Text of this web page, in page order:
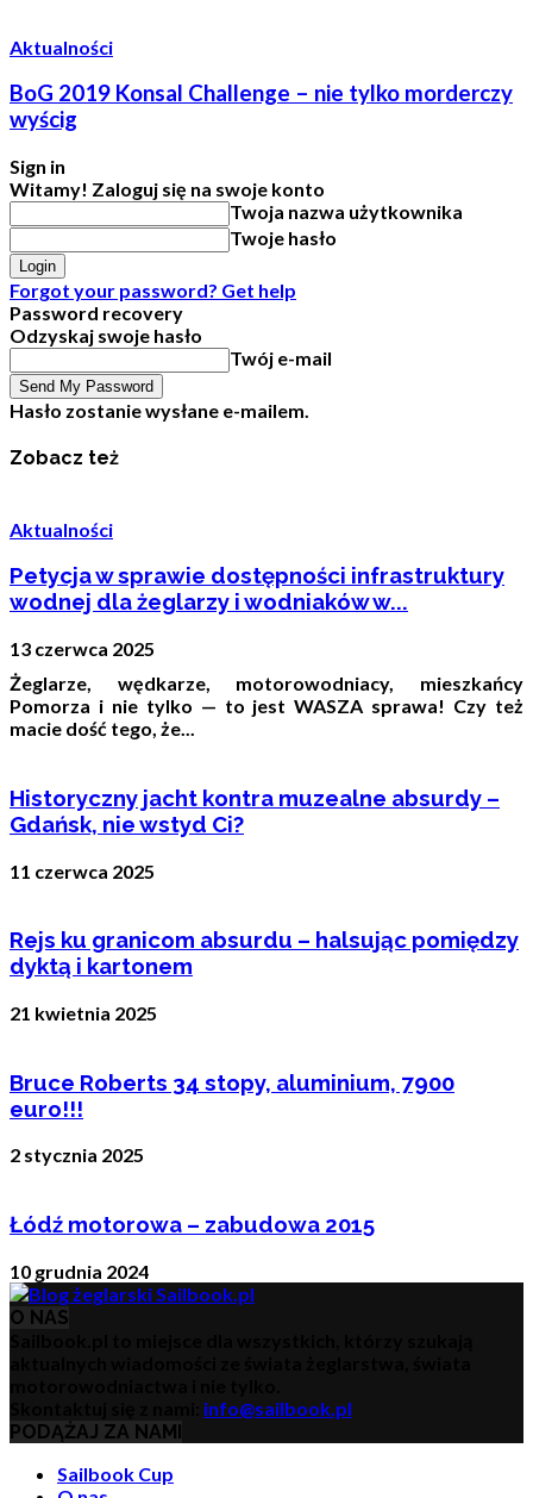
Aktualności
BoG 2019 Konsal Challenge – nie tylko morderczy
wyścig
Sign in
Witamy! Zaloguj się na swoje konto
Twoja nazwa użytkownika
Twoje hasło
Forgot your password? Get help
Password recovery
Odzyskaj swoje hasło
Twój e-mail
Hasło zostanie wysłane e-mailem.
Zobacz też
Aktualności
Petycja w sprawie dostępności infrastruktury
wodnej dla żeglarzy i wodniaków w...
13 czerwca 2025
Żeglarze, wędkarze, motorowodniacy, mieszkańcy
Pomorza i nie tylko — to jest WASZA sprawa! Czy też
macie dość tego, że...
Historyczny jacht kontra muzealne absurdy –
Gdańsk, nie wstyd Ci?
11 czerwca 2025
Rejs ku granicom absurdu – halsując pomiędzy
dyktą i kartonem
21 kwietnia 2025
Bruce Roberts 34 stopy, aluminium, 7900
euro!!!
2 stycznia 2025
Łódź motorowa – zabudowa 2015
10 grudnia 2024
O NAS
info@sailbook.pl
PODĄŻAJ ZA NAMI
Sailbook Cup